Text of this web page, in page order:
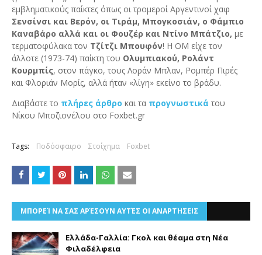
εμβληματικούς παίκτες όπως οι τρομεροί Αργεντινοί χαφ
Σενσίνσι και Βερόν, οι Τιράμ, Μπογκοσιάν, ο Φάμπιο
Καναβάρο αλλά και οι Φουζέρ και Ντίνο Μπάτζιο, με
τερματοφύλακα τον Τζίτζι Μπουφόν! Η ΟΜ είχε τον
άλλοτε (1973-74) παίκτη του Ολυμπιακού, Ρολάντ
Κουρμπίς, στον πάγκο, τους Λοράν Μπλαν, Ρομπέρ Πιρές
και Φλοριάν Μορίς, αλλά ήταν «λίγη» εκείνο το βράδυ.
Διαβάστε το πλήρες άρθρο και τα προγνωστικά του
Νίκου Μποζιονέλου στο Foxbet.gr
Tags: Ποδόσφαιρο Στοίχημα Foxbet
ΜΠΟΡΕΊ ΝΑ ΣΑΣ ΑΡΈΣΟΥΝ ΑΥΤΈΣ ΟΙ ΑΝΑΡΤΉΣΕΙΣ
Ελλάδα-Γαλλία: Γκολ και θέαμα στη Νέα
Φιλαδέλφεια